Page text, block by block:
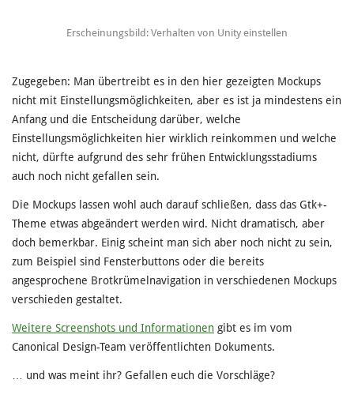
Erscheinungsbild: Verhalten von Unity einstellen
Zugegeben: Man übertreibt es in den hier gezeigten Mockups
nicht mit Einstellungsmöglichkeiten, aber es ist ja mindestens ein
Anfang und die Entscheidung darüber, welche
Einstellungsmöglichkeiten hier wirklich reinkommen und welche
nicht, dürfte aufgrund des sehr frühen Entwicklungsstadiums
auch noch nicht gefallen sein.
Die Mockups lassen wohl auch darauf schließen, dass das Gtk+-
Theme etwas abgeändert werden wird. Nicht dramatisch, aber
doch bemerkbar. Einig scheint man sich aber noch nicht zu sein,
zum Beispiel sind Fensterbuttons oder die bereits
angesprochene Brotkrümelnavigation in verschiedenen Mockups
verschieden gestaltet.
Weitere Screenshots und Informationen gibt es im vom
Canonical Design-Team veröffentlichten Dokuments.
… und was meint ihr? Gefallen euch die Vorschläge?